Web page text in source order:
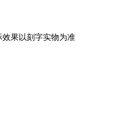
果以刻字实物为准